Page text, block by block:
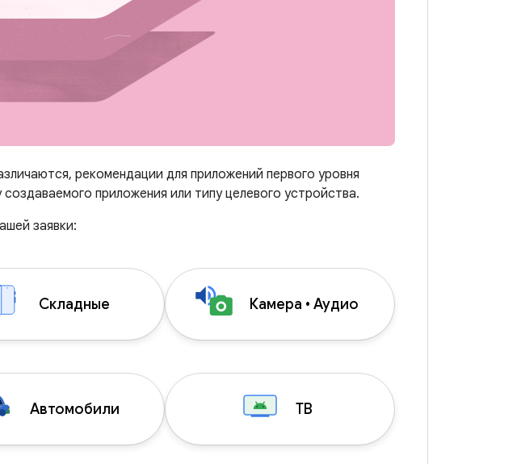
рекомендации для приложений первого уровня
приложения или типу целевого устройства.
заявки:
Складные Камера • Аудио
Автомобили ТВ